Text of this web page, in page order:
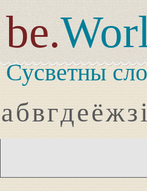
be.
Сусветны
абвгдеёжзі